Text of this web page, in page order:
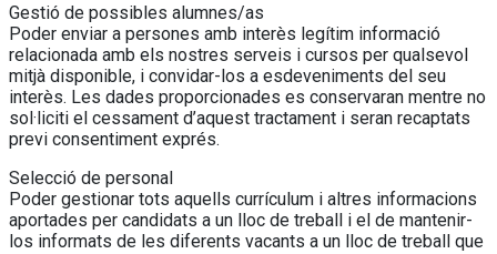
Gestió de possibles alumnes/as
Poder enviar a persones amb interès legítim informació
relacionada amb els nostres serveis i cursos per qualsevol
mitjà disponible, i convidar-los a esdeveniments del seu
interès. Les dades proporcionades es conservaran mentre no
sol·liciti el cessament d’aquest tractament i seran recaptats
previ consentiment exprés.
Selecció de personal
Poder gestionar tots aquells currículum i altres informacions
aportades per candidats a un lloc de treball i el de mantenir-
los informats de les diferents vacants a un lloc de treball que